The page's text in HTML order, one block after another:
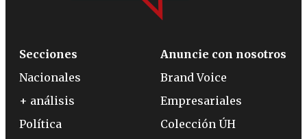
Secciones
Nacionales
+ análisis
Política
Anuncie con nosotros
Brand Voice
Empresariales
Colección ÚH